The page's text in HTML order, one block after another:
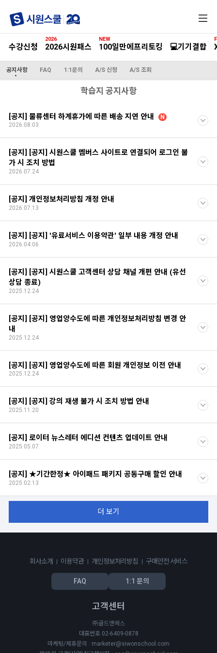
메
수강신청 2026시원패스
2026
100일만에프리토킹
NEW
💻기기결합
공지사항 FAQ 1:1문의 A/S 신청 A/S 조회
학습지 공지사항
[공지] 물류센터 하계휴가에 따른 배송 지연 안내
N
2026.08.03
[공지] [공지] 시원스쿨 멤버스 사이트로 연결되어 로그인 불
가 시 조치 방법
2026.07.24
[공지] 개인정보처리방침 개정 안내
2026.07.13
[공지] [공지] '유료서비스 이용약관' 일부 내용 개정 안내
2026.04.06
[공지] [공지] 시원스쿨 고객센터 상담 채널 개편 안내 (유선
상담 종료)
2025.12.24
[공지] [공지] 영업양수도에 따른 개인정보처리방침 변경 안
내
2025.12.24
[공지] [공지] 영업양수도에 따른 회원 개인정보 이전 안내
2025.12.24
[공지] [공지] 강의 재생 불가 시 조치 방법 안내
2025.11.20
[공지] 로이터 뉴스레터 에디션 컨텐츠 업데이트 안내
2025.05.07
[공지] ★기간한정★ 아이패드 패키지 공동구매 할인 안내
2025.02.13
더 보기
회사소개 이용약관 개인정보처리방침 구매안전 서비스
FAQ 1:1 문의
고객센터
㈜골드앤에스
대표번호 02-6409-0878
마케팅/제휴문의 : marketer@siwonschool.com